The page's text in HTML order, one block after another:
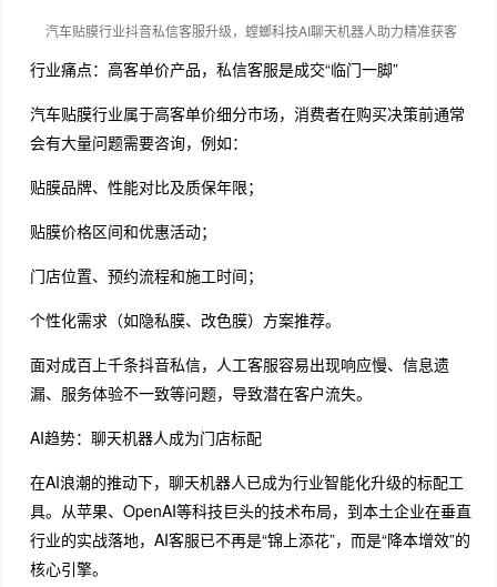
汽车贴膜行业抖音私信客服升级，螳螂科技AI聊天机器人助力精准获客
行业痛点：高客单价产品，私信客服是成交“临门一脚”
汽车贴膜行业属于高客单价细分市场，消费者在购买决策前通常
会有大量问题需要咨询，例如：
贴膜品牌、性能对比及质保年限；
贴膜价格区间和优惠活动；
门店位置、预约流程和施工时间；
个性化需求（如隐私膜、改色膜）方案推荐。
面对成百上千条抖音私信，人工客服容易出现响应慢、信息遗
漏、服务体验不一致等问题，导致潜在客户流失。
AI趋势：聊天机器人成为门店标配
在AI浪潮的推动下，聊天机器人已成为行业智能化升级的标配工
具。从苹果、OpenAI等科技巨头的技术布局，到本土企业在垂直
行业的实战落地，AI客服已不再是“锦上添花”，而是“降本增效”的
核心引擎。